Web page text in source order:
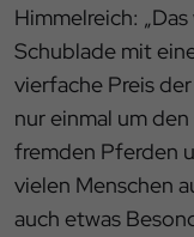
Himmelreich:
Schublade mit
vierfache Preis
nur einmal um
fremden Pferden
vielen Menschen
auch etwas